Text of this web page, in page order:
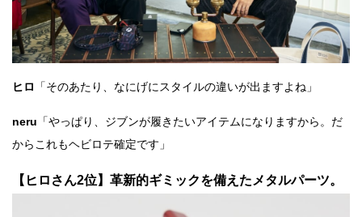
ヒロ 「そのあたり、なにげにスタイルの違いが出ますよね」
neru 「やっぱり、ジブンが履きたいアイテムになりますから。だ
からこれもヘビロテ確定です」
【ヒロさん2位】革新的ギミックを備えたメタルパーツ。